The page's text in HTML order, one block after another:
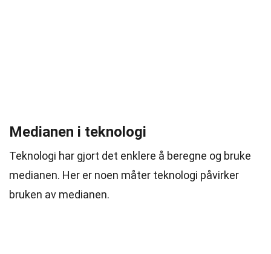
Medianen i teknologi
Teknologi har gjort det enklere å beregne og bruke
medianen. Her er noen måter teknologi påvirker
bruken av medianen.